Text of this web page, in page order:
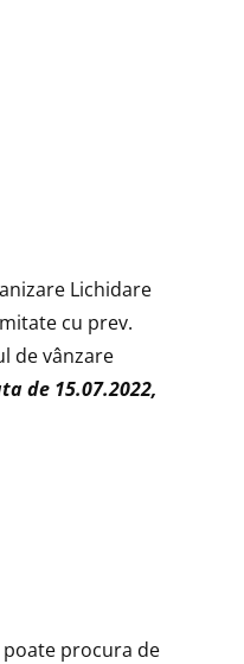
Lichidare
cu prev.
de vânzare
de 15.07.2022,
poate procura de